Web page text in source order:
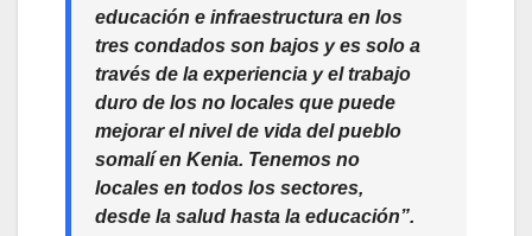
educación e infraestructura en los
tres condados son bajos y es solo a
través de la experiencia y el trabajo
duro de los no locales que puede
mejorar el nivel de vida del pueblo
somalí en Kenia. Tenemos no
locales en todos los sectores,
desde la salud hasta la educación”.